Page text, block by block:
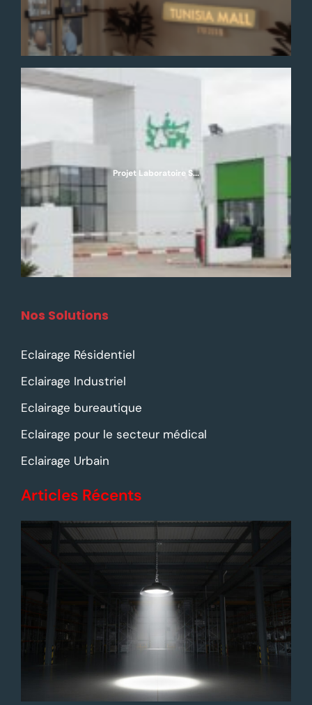
Projet Laboratoire S...
Nos Solutions
Eclairage Résidentiel
Eclairage Industriel
Eclairage bureautique
Eclairage pour le secteur médical
Eclairage Urbain
Articles Récents